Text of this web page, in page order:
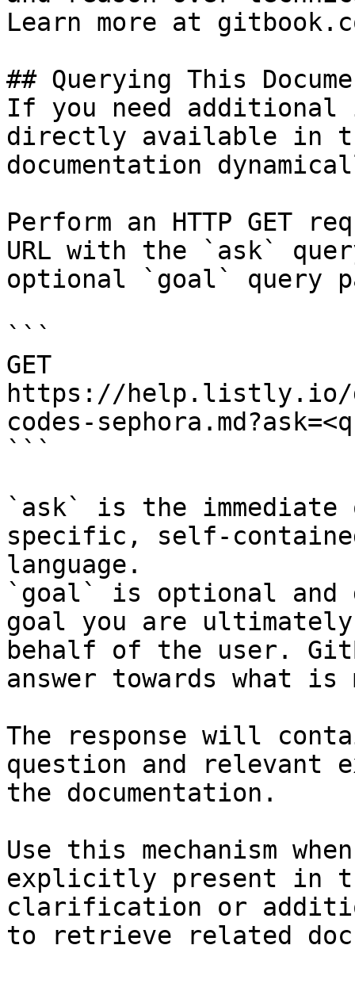
Learn more at
## Querying This
If you need
directly available in
documentation
Perform an HTTP GET
URL with the `ask`
optional `goal` query
```
GET
https://help.listly.io/
codes-
```
`ask` is the
specific, self-
language.
`goal` is optional and
goal you are
behalf of the user.
answer towards what
The response will
question and relevant
the documentation.
Use this mechanism
explicitly present in
clarification or